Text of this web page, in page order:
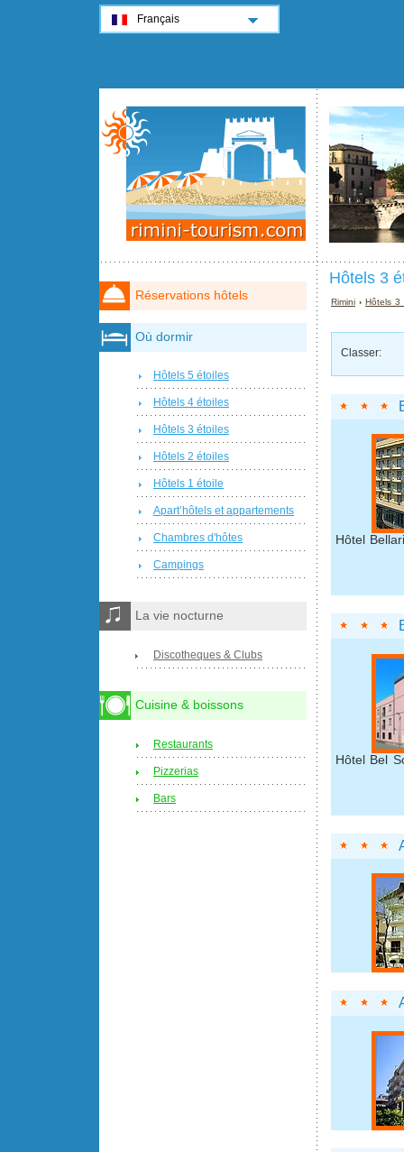
Hôtels 3
Rimini ›Hôtels 3
Classer:
Hôtel
Hôtel Bel
Réservations hôtels
Où dormir
Hôtels 5 étoiles
Hôtels 4 étoiles
Hôtels 3 étoiles
Hôtels 2 étoiles
Hôtels 1 étoile
Apart’hôtels et appartements
Chambres d'hôtes
Campings
La vie nocturne
Discotheques & Clubs
Cuisine & boissons
Restaurants
Pizzerias
Bars
Français